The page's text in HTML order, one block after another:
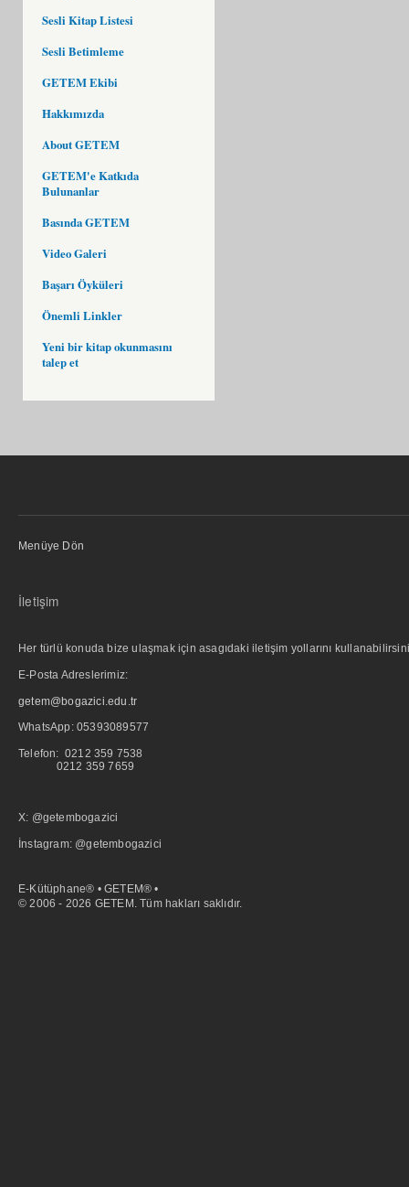
Sesli Kitap Listesi
Sesli Betimleme
GETEM Ekibi
Hakkımızda
About GETEM
GETEM'e Katkıda
Bulunanlar
Basında GETEM
Video Galeri
Başarı Öyküleri
Önemli Linkler
Yeni bir kitap okunmasını
talep et
Menüye Dön
İletişim
Her türlü konuda bize ulaşmak için asagıdaki iletişim yollarını
E-Posta Adreslerimiz:
getem@bogazici.edu.tr
WhatsApp: 05393089577
Telefon: 0212 359 7538
0212 359 7659
X: @getembogazici
İnstagram: @getembogazici
E-Kütüphane® • GETEM® •
© 2006 - 2026 GETEM. Tüm hakları saklıdır.